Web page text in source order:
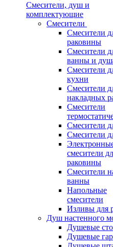
Смесители, душ и
комплектующие
Смесители
Смесители
раковины
Смесители
ванны и
Смесители
кухни
Смесители
накладных
Смесители
Смесители
Смесители
смесители
раковины
Смесители
ванны
Напольные
смесители
Изливы для
Душ настенного
Душевые
Душевые